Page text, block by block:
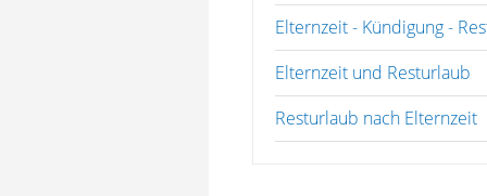
Elternzeit - Kündigung -
Elternzeit und Resturlaub
Resturlaub nach Elternzeit